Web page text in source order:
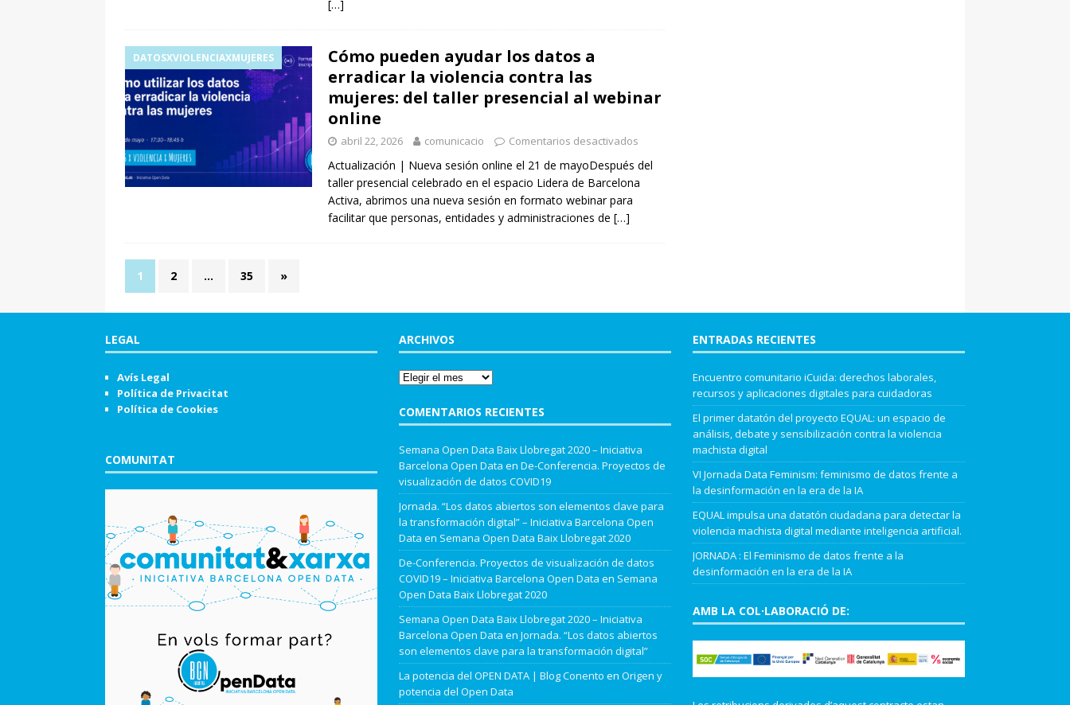
[…]
DATOSXVIOLENCIAXMUJERES
Cómo pueden ayudar los datos a
erradicar la violencia contra las
mujeres: del taller presencial al webinar
online
abril 22, 2026 comunicacio Comentarios desactivados
Actualización | Nueva sesión online el 21 de mayoDespués del
taller presencial celebrado en el espacio Lidera de Barcelona
Activa, abrimos una nueva sesión en formato webinar para
facilitar que personas, entidades y administraciones de […]
1 2 … 35 »
LEGAL
Avís Legal
Política de Privacitat
Política de Cookies
COMUNITAT
ARCHIVOS
COMENTARIOS RECIENTES
Semana Open Data Baix Llobregat 2020 – Iniciativa
Barcelona Open Data en De-Conferencia. Proyectos de
visualización de datos COVID19
Jornada. “Los datos abiertos son elementos clave para
la transformación digital” – Iniciativa Barcelona Open
Data en Semana Open Data Baix Llobregat 2020
De-Conferencia. Proyectos de visualización de datos
COVID19 – Iniciativa Barcelona Open Data en Semana
Open Data Baix Llobregat 2020
Semana Open Data Baix Llobregat 2020 – Iniciativa
Barcelona Open Data en Jornada. “Los datos abiertos
son elementos clave para la transformación digital”
La potencia del OPEN DATA | Blog Conento en Origen y
potencia del Open Data
ENTRADAS RECIENTES
Encuentro comunitario iCuida: derechos laborales,
recursos y aplicaciones digitales para cuidadoras
El primer datatón del proyecto EQUAL: un espacio de
análisis, debate y sensibilización contra la violencia
machista digital
VI Jornada Data Feminism: feminismo de datos frente a
la desinformación en la era de la IA
EQUAL impulsa una datatón ciudadana para detectar la
violencia machista digital mediante inteligencia artificial.
JORNADA : El Feminismo de datos frente a la
desinformación en la era de la IA
AMB LA COL·LABORACIÓ DE: